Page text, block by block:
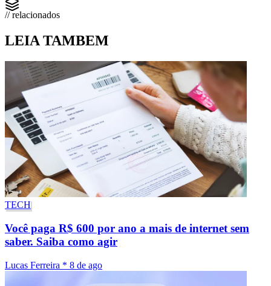
// relacionados
LEIA TAMBEM
TECH
Você paga R$ 600 por ano a mais de internet sem
saber. Saiba como agir
Lucas Ferreira * 8 de ago